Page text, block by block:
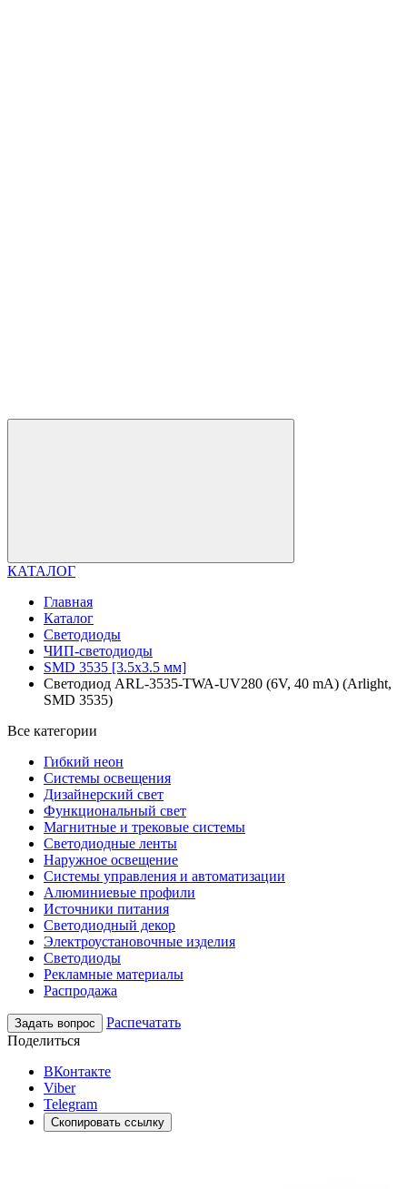
КАТАЛОГ
Главная
Каталог
Светодиоды
ЧИП-светодиоды
SMD 3535 [3.5x3.5 мм]
Светодиод ARL-3535-TWA-UV280 (6V, 40 mA) (Arlight,
SMD 3535)
Все категории
Гибкий неон
Системы освещения
Дизайнерский свет
Функциональный свет
Магнитные и трековые системы
Светодиодные ленты
Наружное освещение
Системы управления и автоматизации
Алюминиевые профили
Источники питания
Светодиодный декор
Электроустановочные изделия
Светодиоды
Рекламные материалы
Распродажа
Задать вопрос
Распечатать
Поделиться
ВКонтакте
Viber
Telegram
Скопировать ссылку